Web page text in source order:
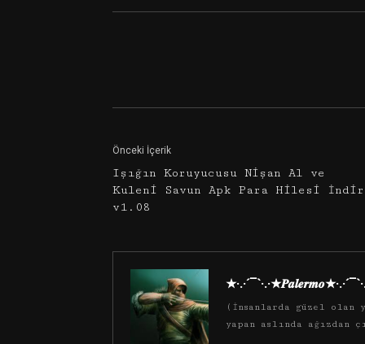
Önceki İçerik
Işığın Koruyucusu Nişan Al ve
Kuleni Savun Apk Para Hilesi İndir
v1.08
(İnsanlarda güzel olan
yapan aslında ağızdan